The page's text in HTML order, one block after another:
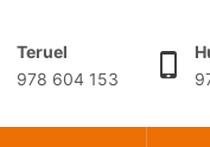
Teruel
978 604 153